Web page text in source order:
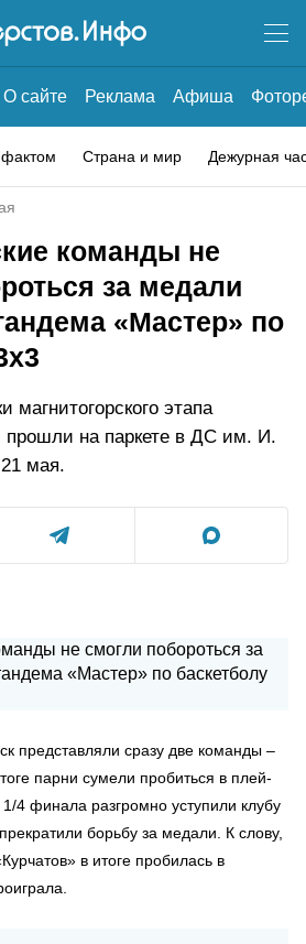
О сайте Реклама Афиша
Страна и мир Дежурная
команды не
за медали
«Мастер» по
этапа
прошли на паркете в ДС им. И.
мая.
представляли сразу две команды –
парни сумели пробиться в плей-
4 финала разгромно уступили клубу
борьбу за медали. К слову,
в итоге пробилась в